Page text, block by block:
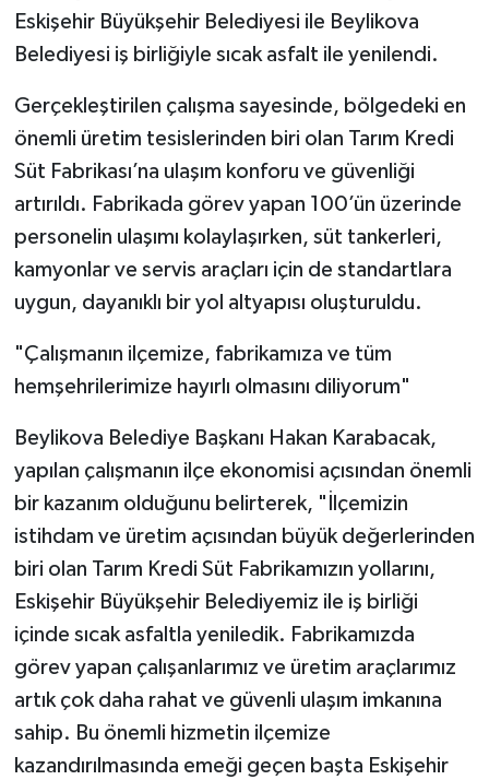
Eskişehir Büyükşehir Belediyesi ile Beylikova
Belediyesi iş birliğiyle sıcak asfalt ile yenilendi.
Gerçekleştirilen çalışma sayesinde, bölgedeki en
önemli üretim tesislerinden biri olan Tarım Kredi
Süt Fabrikası’na ulaşım konforu ve güvenliği
artırıldı. Fabrikada görev yapan 100’ün üzerinde
personelin ulaşımı kolaylaşırken, süt tankerleri,
kamyonlar ve servis araçları için de standartlara
uygun, dayanıklı bir yol altyapısı oluşturuldu.
"Çalışmanın ilçemize, fabrikamıza ve tüm
hemşehrilerimize hayırlı olmasını diliyorum"
Beylikova Belediye Başkanı Hakan Karabacak,
yapılan çalışmanın ilçe ekonomisi açısından önemli
bir kazanım olduğunu belirterek, "İlçemizin
istihdam ve üretim açısından büyük değerlerinden
biri olan Tarım Kredi Süt Fabrikamızın yollarını,
Eskişehir Büyükşehir Belediyemiz ile iş birliği
içinde sıcak asfaltla yeniledik. Fabrikamızda
görev yapan çalışanlarımız ve üretim araçlarımız
artık çok daha rahat ve güvenli ulaşım imkanına
sahip. Bu önemli hizmetin ilçemize
kazandırılmasında emeği geçen başta Eskişehir